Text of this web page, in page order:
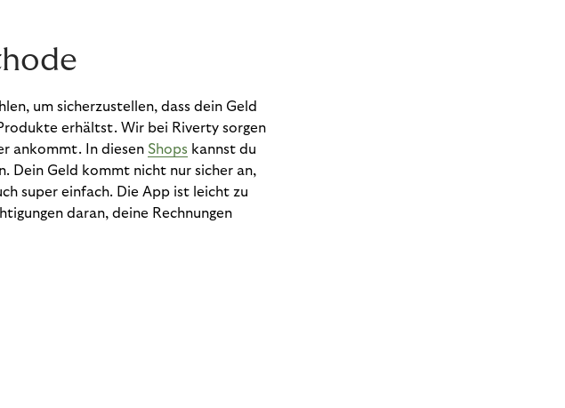
um sicherzustellen, dass dein Geld
erhältst. Wir bei Riverty sorgen
ankommt. In diesen Shops kannst du
Dein Geld kommt nicht nur sicher an,
super einfach. Die App ist leicht zu
daran, deine Rechnungen